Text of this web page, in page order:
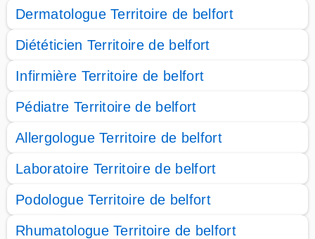
Dermatologue Territoire de belfort
Diététicien Territoire de belfort
Infirmière Territoire de belfort
Pédiatre Territoire de belfort
Allergologue Territoire de belfort
Laboratoire Territoire de belfort
Podologue Territoire de belfort
Rhumatologue Territoire de belfort